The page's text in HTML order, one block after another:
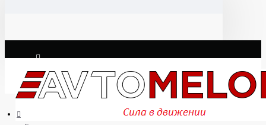
Логин
Регистрация